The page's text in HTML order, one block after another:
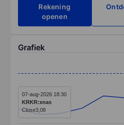
Rekening
openen
Grafiek
The chart has 1 X axis
The chart has 1 Y axis
07-aug-2026 18:30
KRKR:xnas
Close3,08